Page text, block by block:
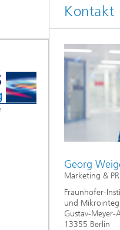
Kontakt
Georg
Marketing & PR
Fraunhofer-
und
Gustav-Meyer-
13355 Berlin